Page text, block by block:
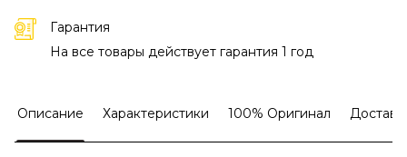
Гарантия
На все товары действует гарантия 1 год
Описание Характеристики 100% Оригинал